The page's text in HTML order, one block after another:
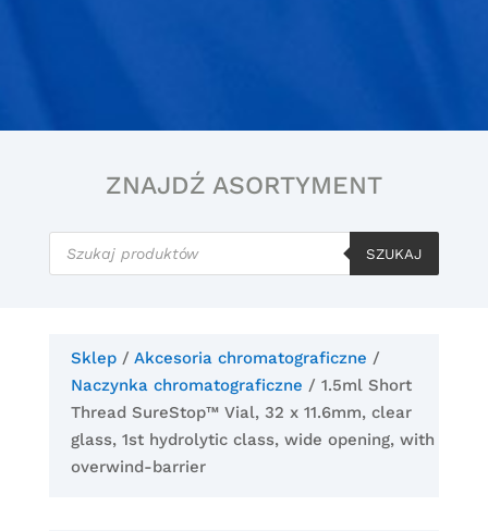
ZNAJDŹ ASORTYMENT
Wyszukiwarka
produktów
SZUKAJ
Sklep/ Akcesoria chromatograficzne /
Naczynka chromatograficzne / 1.5ml Short
Thread SureStop™ Vial, 32 x 11.6mm, clear
glass, 1st hydrolytic class, wide opening, with
overwind-barrier